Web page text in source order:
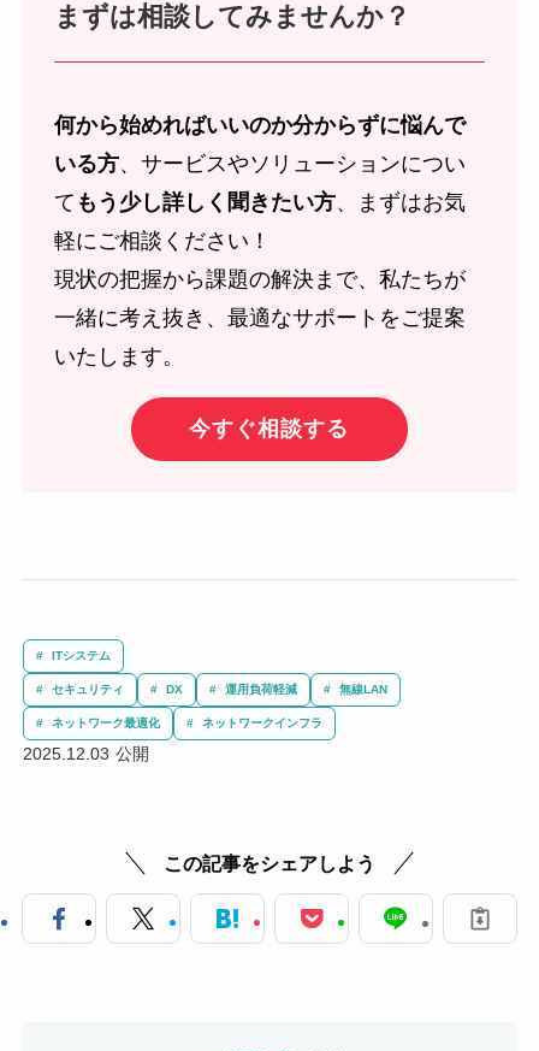
まずは相談してみませんか？
何から始めればいいのか分からずに悩んで
いる方、サービスやソリューションについ
て もう少し詳しく聞きたい方、まずはお気
軽にご相談ください！
現状の把握から課題の解決まで、私たちが
一緒に考え抜き、最適なサポートをご提案
いたします。
今すぐ相談する
ITシステム
セキュリティ DX 運用負荷軽減 無線LAN
ネットワーク最適化 ネットワークインフラ
2025.12.03
この記事をシェアしよう